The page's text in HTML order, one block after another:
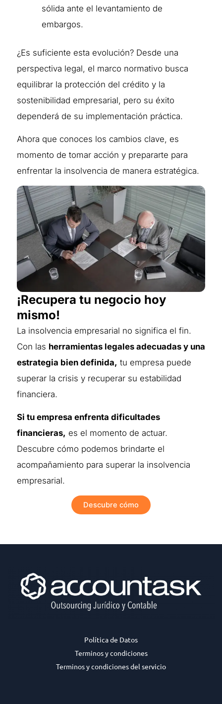
sólida ante el levantamiento de
embargos.
¿Es suficiente esta evolución? Desde una
perspectiva legal, el marco normativo busca
equilibrar la protección del crédito y la
sostenibilidad empresarial, pero su éxito
dependerá de su implementación práctica.
Ahora que conoces los cambios clave, es
momento de tomar acción y prepararte para
enfrentar la insolvencia de manera estratégica.
¡Recupera tu negocio hoy
mismo!
La insolvencia empresarial no significa el fin.
Con las herramientas legales adecuadas y una
estrategia bien definida, tu empresa puede
superar la crisis y recuperar su estabilidad
financiera.
Si tu empresa enfrenta dificultades
financieras, es el momento de actuar.
Descubre cómo podemos brindarte el
acompañamiento para superar la insolvencia
empresarial.
Descubre cómo
Política de Datos
Terminos y condiciones
Terminos y condiciones del servicio